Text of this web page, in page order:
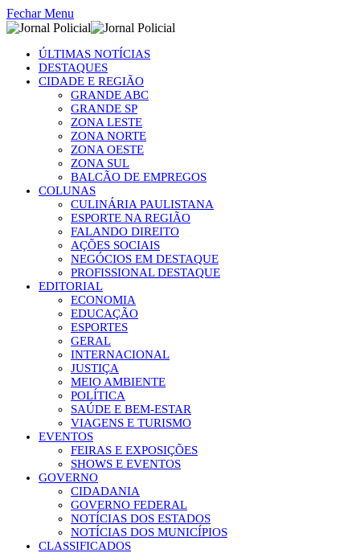
Fechar Menu
ÚLTIMAS NOTÍCIAS
DESTAQUES
CIDADE E REGIÃO
GRANDE ABC
GRANDE SP
ZONA LESTE
ZONA NORTE
ZONA OESTE
ZONA SUL
BALCÃO DE EMPREGOS
COLUNAS
CULINÁRIA PAULISTANA
ESPORTE NA REGIÃO
FALANDO DIREITO
AÇÕES SOCIAIS
NEGÓCIOS EM DESTAQUE
PROFISSIONAL DESTAQUE
EDITORIAL
ECONOMIA
EDUCAÇÃO
ESPORTES
GERAL
INTERNACIONAL
JUSTIÇA
MEIO AMBIENTE
POLÍTICA
SAÚDE E BEM-ESTAR
VIAGENS E TURISMO
EVENTOS
FEIRAS E EXPOSIÇÕES
SHOWS E EVENTOS
GOVERNO
CIDADANIA
GOVERNO FEDERAL
NOTÍCIAS DOS ESTADOS
NOTÍCIAS DOS MUNICÍPIOS
CLASSIFICADOS